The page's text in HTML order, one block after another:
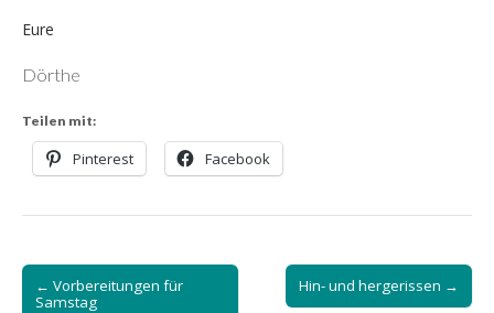
Eure
Dörthe
Teilen mit:
Pinterest Facebook
Post
navigation
← Vorbereitungen für
Samstag
Hin- und hergerissen →